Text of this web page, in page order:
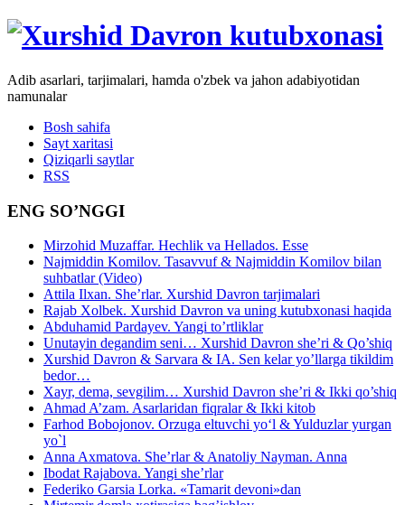
Adib asarlari, tarjimalari, hamda o'zbek va jahon adabiyotidan
namunalar
Bosh sahifa
Sayt xaritasi
Qiziqarli saytlar
RSS
ENG SO’NGGI
Mirzohid Muzaffar. Hechlik va Hellados. Esse
Najmiddin Komilov. Tasavvuf & Najmiddin Komilov bilan
suhbatlar (Video)
Attila Ilxan. She’rlar. Xurshid Davron tarjimalari
Rajab Xolbek. Xurshid Davron va uning kutubxonasi haqida
Abduhamid Pardayev. Yangi to’rtliklar
Unutayin degandim seni… Xurshid Davron she’ri & Qo’shiq
Xurshid Davron & Sarvara & IA. Sen kelar yo’llarga tikildim
bedor…
Xayr, dema, sevgilim… Xurshid Davron she’ri & Ikki qo’shiq
Ahmad A’zam. Asarlaridan fiqralar & Ikki kitob
Farhod Bobojonov. Orzuga eltuvchi yo‘l & Yulduzlar yurgan
yo`l
Anna Axmatova. She’rlar & Anatoliy Nayman. Anna
Ibodat Rajabova. Yangi she’rlar
Federiko Garsia Lorka. «Tamarit devoni»dan